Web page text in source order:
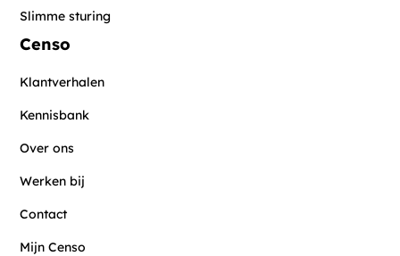
Slimme sturing
Censo
Klantverhalen
Kennisbank
Over ons
Werken bij
Contact
Mijn Censo